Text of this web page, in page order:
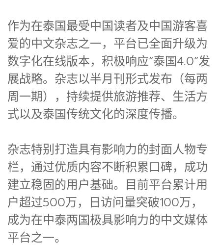
作为在泰国最受中国读者及中国游客喜
爱的中文杂志之一，平台已全面升级为
数字化在线版本，积极响应“泰国4.0”发
展战略。杂志以半月刊形式发布（每两
周一期），持续提供旅游推荐、生活方
式以及泰国传统文化的深度传播。
杂志特别打造具有影响力的封面人物专
栏，通过优质内容不断积累口碑，成功
建立稳固的用户基础。目前平台累计用
户超过500万，日访问量突破100万，
成为在中泰两国极具影响力的中文媒体
平台之一。